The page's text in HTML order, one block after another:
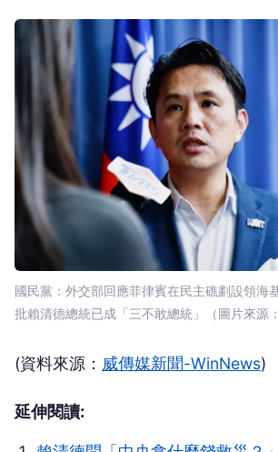
國民黨：外交部回應菲律賓在民主礁劃設領海
批賴清德總統已成「三不敢總統」（圖片來源
(資料來源： 威傳媒新聞-WinNews)
延伸閱讀: